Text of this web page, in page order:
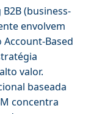
(business-
envolvem
Based
valor.
baseada
concentra